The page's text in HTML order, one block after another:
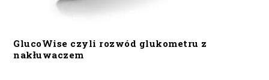
GlucoWise czyli rozwód glukometru z
nakłuwaczem